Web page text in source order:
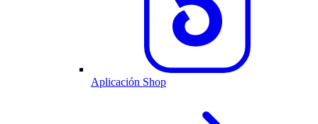
Aplicación Shop